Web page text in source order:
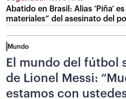
Abatido en Brasil: Alias ‘Piña’
materiales” del asesinato del
Mundo
El mundo del fútbol
de Lionel Messi:
estamos con